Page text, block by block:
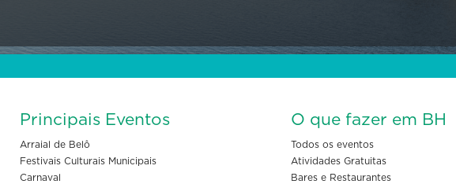
Principais Eventos
Arraial de Belô
Festivais Culturais Municipais
Carnaval
O que fazer em BH
Todos os eventos
Atividades Gratuitas
Bares e Restaurantes